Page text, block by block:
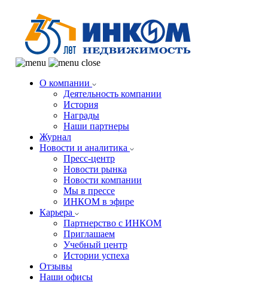
О компании
Деятельность компании
История
Награды
Наши партнеры
Журнал
Новости и аналитика
Пресс-центр
Новости рынка
Новости компании
Мы в прессе
ИНКОМ в эфире
Карьера
Партнерство с ИНКОМ
Приглашаем
Учебный центр
Истории успеха
Отзывы
Наши офисы